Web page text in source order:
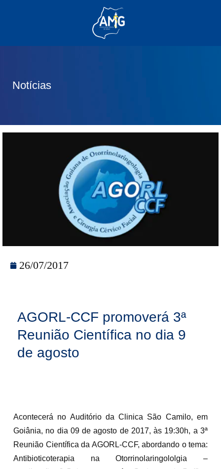
Notícias
26/07/2017
AGORL-CCF promoverá 3ª
Reunião Científica no dia 9
de agosto
Acontecerá no Auditório da Clinica São Camilo, em
Goiânia, no dia 09 de agosto de 2017, às 19:30h, a 3ª
Reunião Científica da AGORL-CCF, abordando o tema:
Antibioticoterapia na Otorrinolaringololgia –